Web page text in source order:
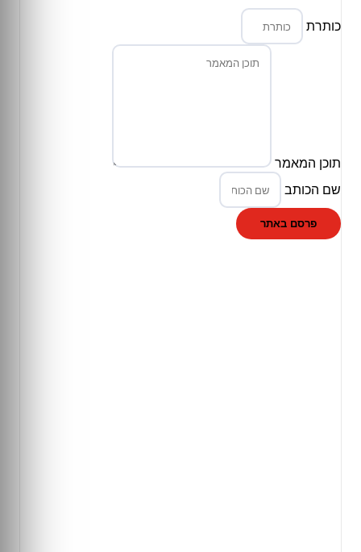
כותרת
תוכן המאמר
שם הכותב
פרסם באתר